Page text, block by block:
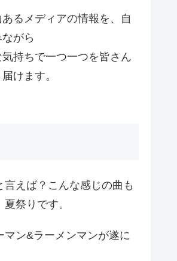
るメディアの情報を、自
がら
持ちで一つ一つを皆さん
けます。
言えば？こんな感じの曲も
祭りです。
マン&ラーメンマンが遂に